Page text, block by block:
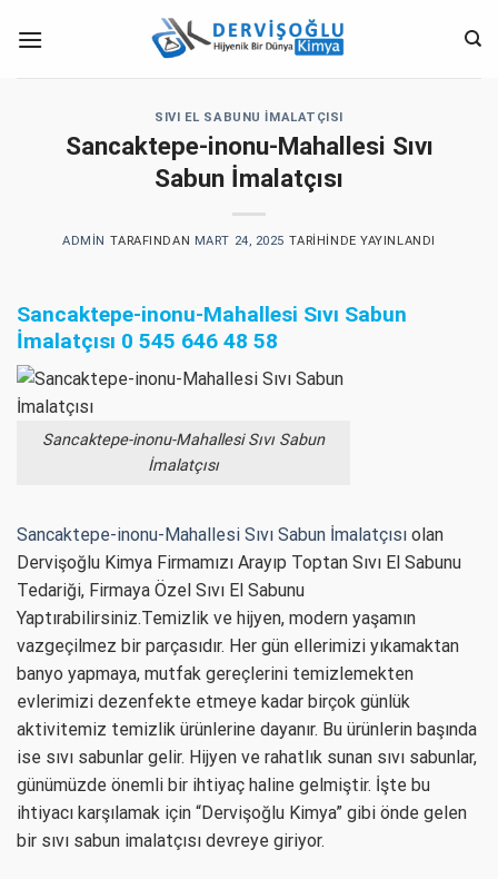
atla
SIVI EL SABUNU İMALATÇISI
Sancaktepe-inonu-Mahallesi Sıvı
Sabun İmalatçısı
ADMIN TARAFINDAN MART 24, 2025 TARIHINDE YAYINLANDI
Sancaktepe-inonu-Mahallesi Sıvı Sabun
İmalatçısı 0 545 646 48 58
Sancaktepe-inonu-Mahallesi Sıvı Sabun
İmalatçısı
Sancaktepe-inonu-Mahallesi Sıvı Sabun İmalatçısı olan
Dervişoğlu Kimya Firmamızı Arayıp Toptan Sıvı El Sabunu
Tedariği, Firmaya Özel Sıvı El Sabunu
Yaptırabilirsiniz.Temizlik ve hijyen, modern yaşamın
vazgeçilmez bir parçasıdır. Her gün ellerimizi yıkamaktan
banyo yapmaya, mutfak gereçlerini temizlemekten
evlerimizi dezenfekte etmeye kadar birçok günlük
aktivitemiz temizlik ürünlerine dayanır. Bu ürünlerin başında
ise sıvı sabunlar gelir. Hijyen ve rahatlık sunan sıvı sabunlar,
günümüzde önemli bir ihtiyaç haline gelmiştir. İşte bu
ihtiyacı karşılamak için “Dervişoğlu Kimya” gibi önde gelen
bir sıvı sabun imalatçısı devreye giriyor.